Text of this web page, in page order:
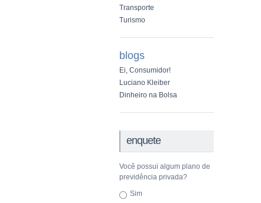
Transporte
Turismo
blogs
Ei, Consumidor!
Luciano Kleiber
Dinheiro na Bolsa
enquete
Você possui algum plano de
previdência privada?
Sim